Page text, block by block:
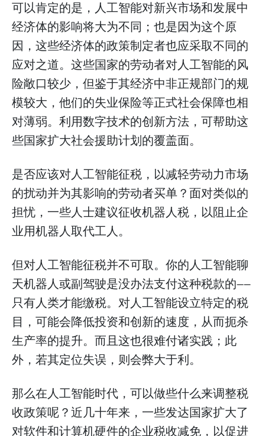
可以肯定的是，人工智能对新兴市场和发展中
经济体的影响将大为不同；也是因为这个原
因，这些经济体的政策制定者也应采取不同的
应对之道。这些国家的劳动者对人工智能的风
险敞口较少，但鉴于其经济中非正规部门的规
模较大，他们的失业保险等正式社会保障也相
对薄弱。利用数字技术的创新方法，可帮助这
些国家扩大社会援助计划的覆盖面。
是否应该对人工智能征税，以减轻劳动力市场
的扰动并为其影响的劳动者买单？面对类似的
担忧，一些人士建议征收机器人税，以阻止企
业用机器人取代工人。
但对人工智能征税并不可取。你的人工智能聊
天机器人或副驾驶是没办法支付这种税款的——
只有人类才能缴税。对人工智能设立特定的税
目，可能会降低投资和创新的速度，从而扼杀
生产率的提升。而且这也很难付诸实践；此
外，若其定位失误，则会弊大于利。
那么在人工智能时代，可以做些什么来调整税
收政策呢？近几十年来，一些发达国家扩大了
对软件和计算机硬件的企业税收减免，以促进